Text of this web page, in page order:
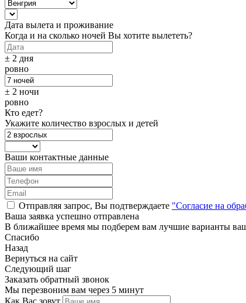
Дата вылета и проживание
Когда и на сколько ночей Вы хотите вылететь?
± 2 дня
ровно
± 2 ночи
ровно
Кто едет?
Укажите количество взрослых и детей
Ваши контактные данные
Отправляя запрос, Вы подтверждаете "Согласие на
Ваша заявка успешно отправлена
В ближайшее время мы подберем вам лучшие варианты
Спасибо
Назад
Вернуться на сайт
Следующий шаг
Заказать обратный звонок
Мы перезвоним вам через 5 минут
Как Вас зовут